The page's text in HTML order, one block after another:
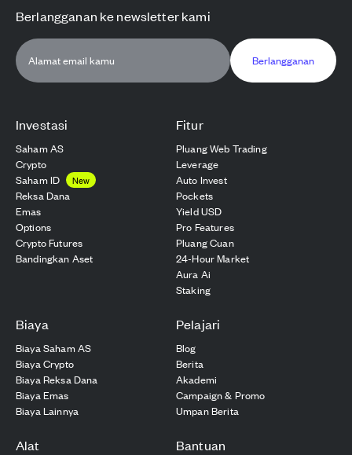
Investasi
Saham AS
Crypto
Saham ID
New
Reksa Dana
Emas
Options
Crypto Futures
Bandingkan Aset
Fitur
Pluang Web Trading
Leverage
Auto Invest
Pockets
Yield USD
Pro Features
Pluang Cuan
24-Hour Market
Aura Ai
Staking
Biaya
Biaya Saham AS
Biaya Crypto
Biaya Reksa Dana
Biaya Emas
Biaya Lainnya
Pelajari
Blog
Berita
Akademi
Campaign & Promo
Umpan Berita
Alat Bantuan
Berlangganan ke newsletter kami
Berlangganan